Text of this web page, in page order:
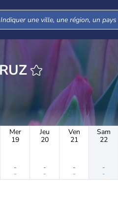
CRUZ
Mer
19
-
-
Jeu
20
-
-
Ven
21
-
-
Sam
22
-
-